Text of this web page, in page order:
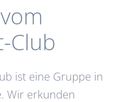
Club
ist eine Gruppe in
Wir erkunden